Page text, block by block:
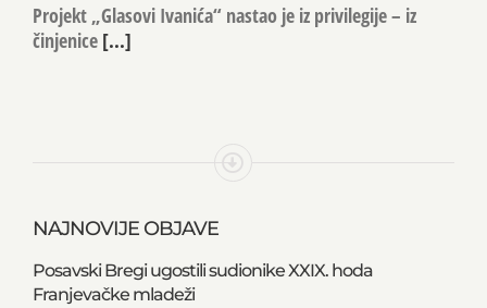
Projekt „Glasovi Ivanića“ nastao je iz privilegije – iz
činjenice [...]
NAJNOVIJE OBJAVE
Posavski Bregi ugostili sudionike XXIX. hoda
Franjevačke mladeži